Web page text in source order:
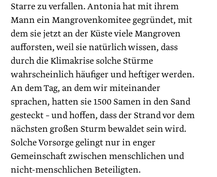
Starre zu verfallen. Antonia hat mit ihrem
Mann ein Mangrovenkomitee gegründet, mit
dem sie jetzt an der Küste viele Mangroven
aufforsten, weil sie natürlich wissen, dass
durch die Klimakrise solche Stürme
wahrscheinlich häufiger und heftiger werden.
An dem Tag, an dem wir miteinander
sprachen, hatten sie 1500 Samen in den Sand
gesteckt – und hoffen, dass der Strand vor dem
nächsten großen Sturm bewaldet sein wird.
Solche Vorsorge gelingt nur in enger
Gemeinschaft zwischen menschlichen und
nicht-menschlichen Beteiligten.